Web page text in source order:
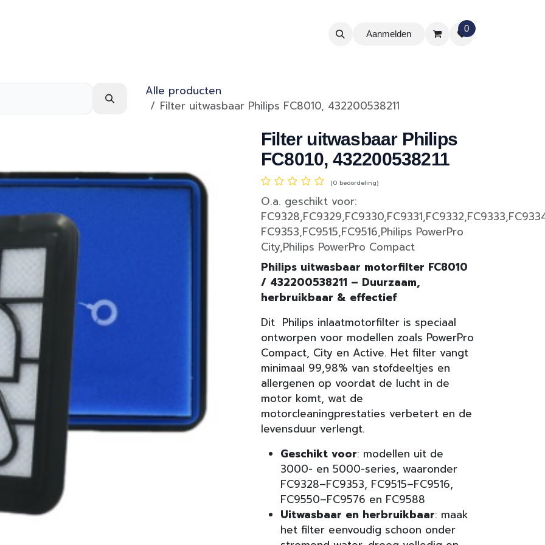
Aanmelden
0
Alle producten
Filter uitwasbaar Philips FC8010, 432200538211
Filter uitwasbaar Philips
FC8010, 432200538211
(0 beoordeling)
O.a. geschikt voor:
FC9353,FC9515,FC9516,Philips PowerPro
City,Philips PowerPro Compact
Philips uitwasbaar motorfilter FC8010
/ 432200538211 – Duurzaam,
herbruikbaar & effectief
Dit Philips inlaatmotorfilter is speciaal
ontworpen voor modellen zoals PowerPro
Compact, City en Active. Het filter vangt
minimaal 99,98% van stofdeeltjes en
allergenen op voordat de lucht in de
motor komt, wat de
motorcleaningprestaties verbetert en de
levensduur verlengt.
Geschikt voor: modellen uit de
3000- en 5000-series, waaronder
FC9328–FC9353, FC9515–FC9516,
FC9550–FC9576 en FC9588
Uitwasbaar en herbruikbaar: maak
het filter eenvoudig schoon onder